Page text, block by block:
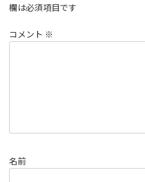
欄は必須項目です
コメント ※
名前